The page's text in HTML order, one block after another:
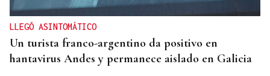
LLEGÓ ASINTOMÁTICO
Un turista franco-argentino da positivo en
hantavirus Andes y permanece aislado en Galicia